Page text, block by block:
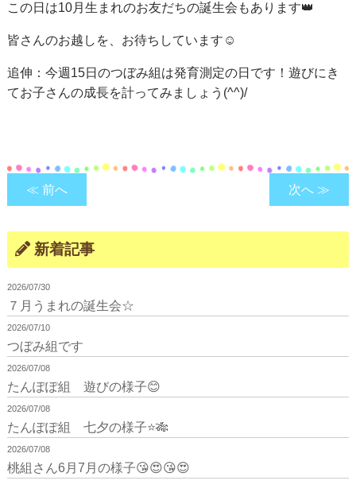
この日は10月生まれのお友だちの誕生会もあります👑
皆さんのお越しを、お待ちしています☺
追伸：今週15日のつぼみ組は発育測定の日です！遊びにき
てお子さんの成長を計ってみましょう(^^)/
≪ 前へ 次へ ≫
新着記事
2026/07/30
７月うまれの誕生会☆
2026/07/10
つぼみ組です
2026/07/08
たんぽぽ組 遊びの様子😊
2026/07/08
たんぽぽ組 七夕の様子⭐🎋
2026/07/08
桃組さん6月7月の様子😘😍😘😍